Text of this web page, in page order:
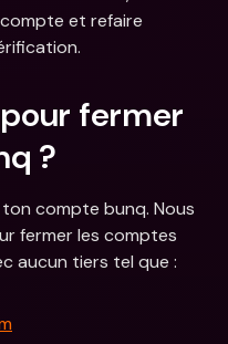
et refaire
fermer
?
compte bunq. Nous
fermer les comptes
aucun tiers tel que :